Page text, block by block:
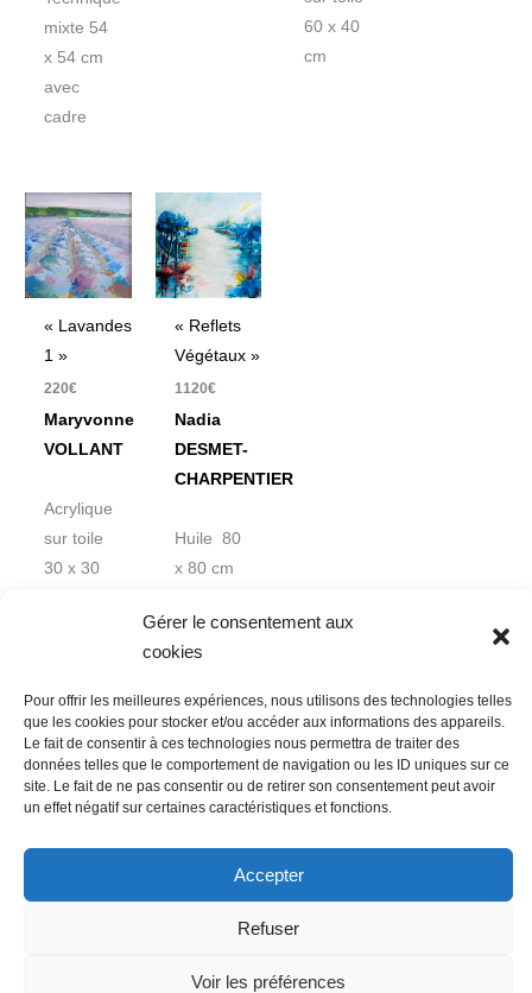
Gérer le consentement aux
cookies
Pour offrir les meilleures expériences, nous utilisons des technologies telles
que les cookies pour stocker et/ou accéder aux informations des appareils.
Le fait de consentir à ces technologies nous permettra de traiter des
données telles que le comportement de navigation ou les ID uniques sur ce
site. Le fait de ne pas consentir ou de retirer son consentement peut avoir
un effet négatif sur certaines caractéristiques et fonctions.
Accepter
Refuser
Voir les préférences
mixte 54
x 54 cm
avec
cadre
60 x 40
cm
« Lavandes
1 »
220€
Maryvonne
VOLLANT
Acrylique
sur toile
30 x 30
« Reflets
Végétaux »
1120€
Nadia
DESMET-
CHARPENTIER
Huile 80
x 80 cm
Nous contacter
Conditions Générales de Ventes
Politique de confidentialité
Mentions légales
Mot de passe perdu
Newsletter Politique de cookies (UE)